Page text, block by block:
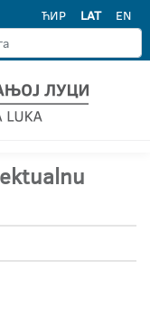
ЋИР LAT EN